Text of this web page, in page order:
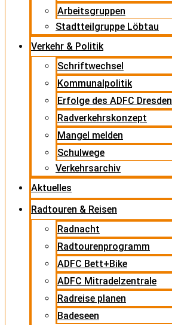
Arbeitsgruppen
Stadtteilgruppe Löbtau
Verkehr & Politik
Schriftwechsel
Kommunalpolitik
Erfolge des ADFC Dresden
Radverkehrskonzept
Mangel melden
Schulwege
Verkehrsarchiv
Aktuelles
Radtouren & Reisen
Radnacht
Radtourenprogramm
ADFC Bett+Bike
ADFC Mitradelzentrale
Radreise planen
Badeseen